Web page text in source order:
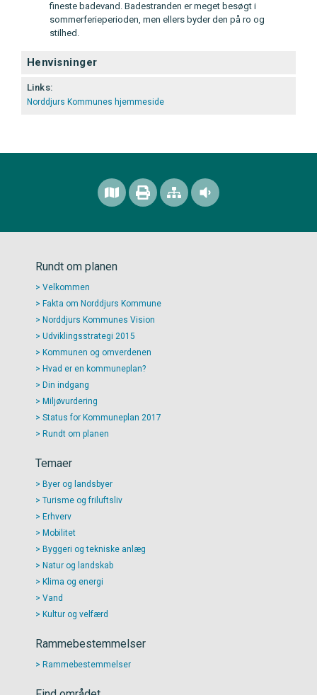
fineste badevand. Badestranden er meget besøgt i
sommerferieperioden, men ellers byder den på ro og
stilhed.
Henvisninger
Links:
Norddjurs Kommunes hjemmeside
Rundt om planen
Velkommen
Fakta om Norddjurs Kommune
Norddjurs Kommunes Vision
Udviklingsstrategi 2015
Kommunen og omverdenen
Hvad er en kommuneplan?
Din indgang
Miljøvurdering
Status for Kommuneplan 2017
Rundt om planen
Temaer
Byer og landsbyer
Turisme og friluftsliv
Erhverv
Mobilitet
Byggeri og tekniske anlæg
Natur og landskab
Klima og energi
Vand
Kultur og velfærd
Rammebestemmelser
Rammebestemmelser